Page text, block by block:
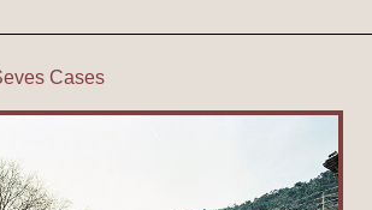
Sant Roc Exterior
Cases